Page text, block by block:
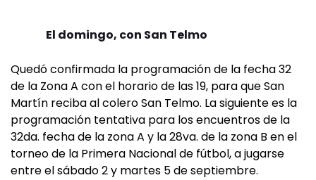
El domingo, con San Telmo
Quedó confirmada la programación de la fecha 32
de la Zona A con el horario de las 19, para que San
Martín reciba al colero San Telmo. La siguiente es la
programación tentativa para los encuentros de la
32da. fecha de la zona A y la 28va. de la zona B en el
torneo de la Primera Nacional de fútbol, a jugarse
entre el sábado 2 y martes 5 de septiembre.